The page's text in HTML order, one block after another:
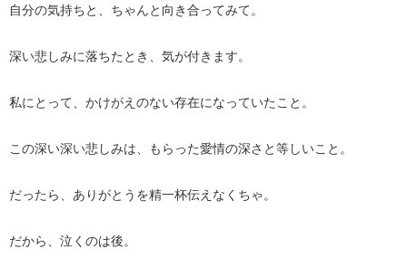
自分の気持ちと、ちゃんと向き合ってみて。
深い悲しみに落ちたとき、気が付きます。
私にとって、かけがえのない存在になっていたこと。
この深い深い悲しみは、もらった愛情の深さと等しいこと。
だったら、ありがとうを精一杯伝えなくちゃ。
だから、泣くのは後。